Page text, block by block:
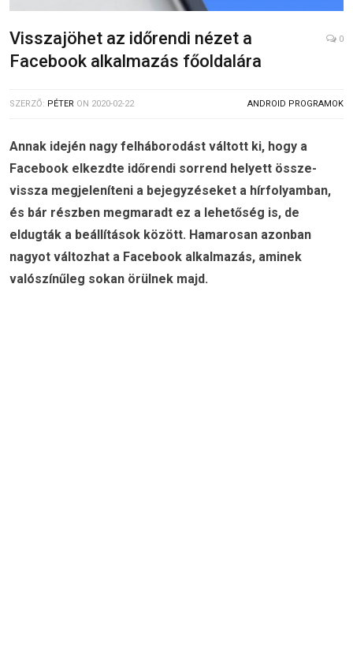
Visszajöhet az időrendi nézet a
Facebook alkalmazás főoldalára
0
SZERZŐ: PÉTER ON 2020-02-22 ANDROID PROGRAMOK
Annak idején nagy felháborodást váltott ki, hogy a
Facebook elkezdte időrendi sorrend helyett össze-
vissza megjeleníteni a bejegyzéseket a hírfolyamban,
és bár részben megmaradt ez a lehetőség is, de
eldugták a beállítások között. Hamarosan azonban
nagyot változhat a Facebook alkalmazás, aminek
valószínűleg sokan örülnek majd.